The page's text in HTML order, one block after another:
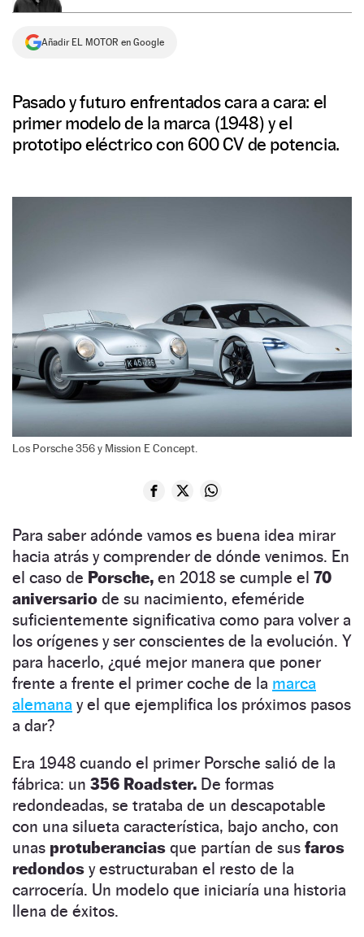
Añadir EL MOTOR en Google
Pasado y futuro enfrentados cara a cara: el
primer modelo de la marca (1948) y el
prototipo eléctrico con 600 CV de potencia.
Los Porsche 356 y Mission E Concept.
Para saber adónde vamos es buena idea mirar
hacia atrás y comprender de dónde venimos. En
el caso de Porsche, en 2018 se cumple el 70
aniversario de su nacimiento, efeméride
suficientemente significativa como para volver a
los orígenes y ser conscientes de la evolución. Y
para hacerlo, ¿qué mejor manera que poner
frente a frente el primer coche de la marca
alemana y el que ejemplifica los próximos pasos
a dar?
Era 1948 cuando el primer Porsche salió de la
fábrica: un 356 Roadster. De formas
redondeadas, se trataba de un descapotable
con una silueta característica, bajo ancho, con
unas protuberancias que partían de sus faros
redondos y estructuraban el resto de la
carrocería. Un modelo que iniciaría una historia
llena de éxitos.